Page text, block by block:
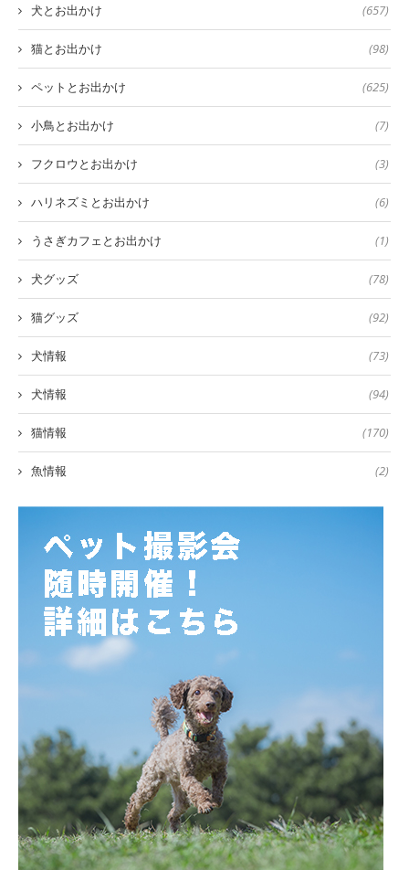
犬とお出かけ (657)
猫とお出かけ (98)
ペットとお出かけ (625)
小鳥とお出かけ (7)
フクロウとお出かけ (3)
ハリネズミとお出かけ (6)
うさぎカフェとお出かけ (1)
犬グッズ (78)
猫グッズ (92)
犬情報 (73)
犬情報 (94)
猫情報 (170)
魚情報 (2)